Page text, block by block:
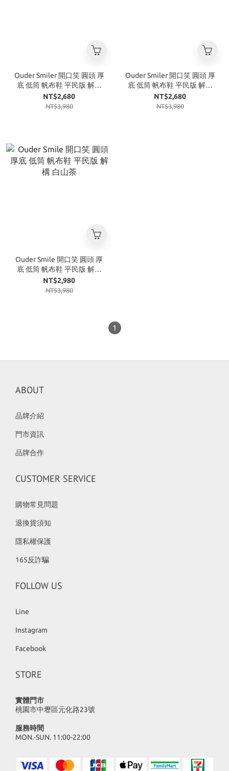
Ouder Smiler 開口笑 圓頭 厚
底 低筒 帆布鞋 平民版 解構
全白
NT$2,680
NT$3,980
Ouder Smiler 開口笑 圓頭 厚
底 低筒 帆布鞋 平民版 解構
黑灰
NT$2,680
NT$3,980
Ouder Smile 開口笑 圓頭 厚
底 低筒 帆布鞋 平民版 解構
白山茶
NT$2,980
NT$3,980
1
ABOUT
品牌介紹
門市資訊
品牌合作
CUSTOMER SERVICE
購物常見問題
退換貨須知
隱私權保護
165反詐騙
FOLLOW US
Line
Instagram
Facebook
STORE
實體門市
桃園市中壢區元化路23號
服務時間
MON.-SUN. 11:00-22:00